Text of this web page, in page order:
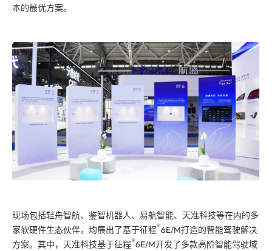
本的最优方案。
现场包括轻舟智航、鉴智机器人、易航智能、天准科技等在内的多
家软硬件生态伙伴，均展出了基于征程®6E/M打造的智能驾驶解决
方案。其中，天准科技基于征程®6E/M开发了多款高阶智能驾驶域